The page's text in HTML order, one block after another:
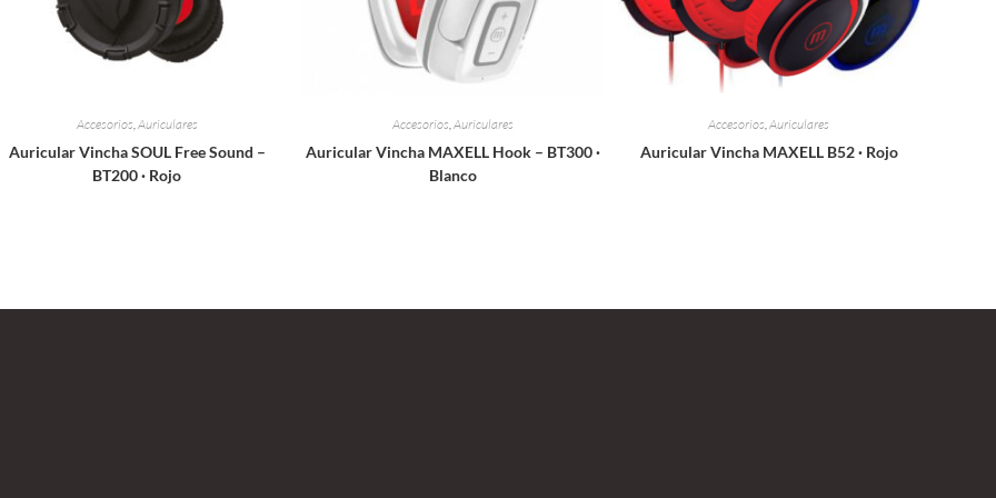
Accesorios,Auriculares
Auricular Vincha SOUL Free Sound –
BT200 · Rojo
Accesorios,Auriculares
Auricular Vincha MAXELL Hook – BT300 ·
Blanco
Accesorios,Auriculares
Auricular Vincha MAXELL B52 · Rojo